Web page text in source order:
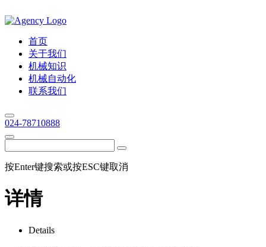
首页
关于我们
机械知识
机械自动化
联系我们
024-78710888
按Enter键搜索或按ESC键取消
详情
Details